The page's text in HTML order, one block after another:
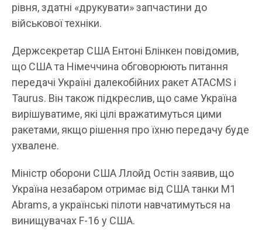
рівня, здатні «друкувати» запчастини до
військової техніки.
Держсекретар США Ентоні Блінкен повідомив,
що США та Німеччина обговорюють питання
передачі Україні далекобійних ракет ATACMS і
Taurus. Він також підкреслив, що саме Україна
вирішуватиме, які цілі вражатимуться цими
ракетами, якщо рішення про їхню передачу буде
ухвалене.
Міністр оборони США Ллойд Остін заявив, що
Україна незабаром отримає від США танки M1
Abrams, а українські пілоти навчатимуться на
винищувачах F-16 у США.